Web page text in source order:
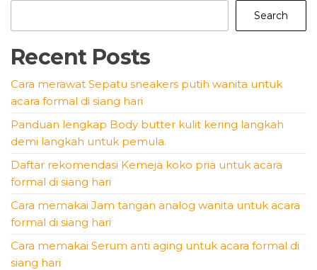
Search
Recent Posts
Cara merawat Sepatu sneakers putih wanita untuk
acara formal di siang hari
Panduan lengkap Body butter kulit kering langkah
demi langkah untuk pemula.
Daftar rekomendasi Kemeja koko pria untuk acara
formal di siang hari
Cara memakai Jam tangan analog wanita untuk acara
formal di siang hari
Cara memakai Serum anti aging untuk acara formal di
siang hari